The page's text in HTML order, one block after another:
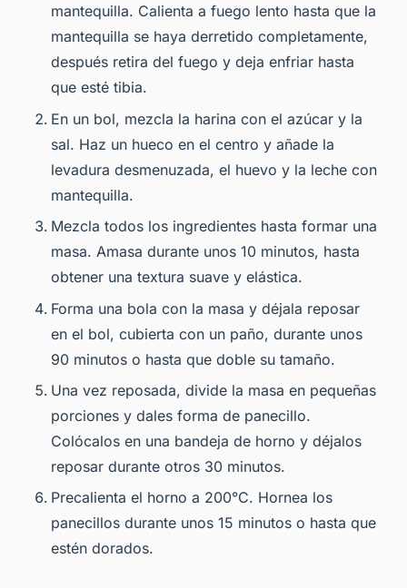
mantequilla. Calienta a fuego lento hasta que la
mantequilla se haya derretido completamente,
después retira del fuego y deja enfriar hasta
que esté tibia.
En un bol, mezcla la harina con el azúcar y la
sal. Haz un hueco en el centro y añade la
levadura desmenuzada, el huevo y la leche con
mantequilla.
Mezcla todos los ingredientes hasta formar una
masa. Amasa durante unos 10 minutos, hasta
obtener una textura suave y elástica.
Forma una bola con la masa y déjala reposar
en el bol, cubierta con un paño, durante unos
90 minutos o hasta que doble su tamaño.
Una vez reposada, divide la masa en pequeñas
porciones y dales forma de panecillo.
Colócalos en una bandeja de horno y déjalos
reposar durante otros 30 minutos.
Precalienta el horno a 200°C. Hornea los
panecillos durante unos 15 minutos o hasta que
estén dorados.